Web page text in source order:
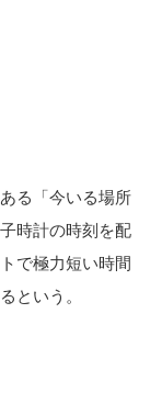
る「今いる場所
時計の時刻を配
で極力短い時間
という。